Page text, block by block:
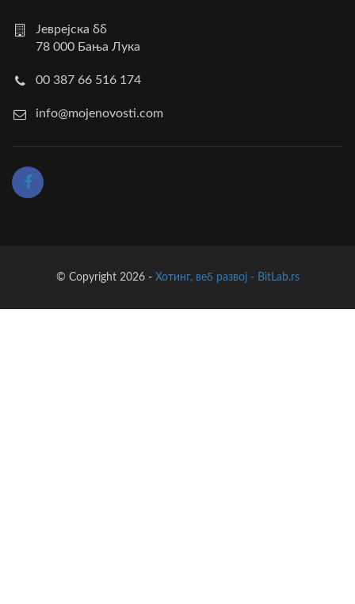
Јеврејска бб
78 000 Бања Лука
00 387 66 516 174
info@mojenovosti.com
© Copyright 2026 - Хотинг, веб развој - BitLab.rs